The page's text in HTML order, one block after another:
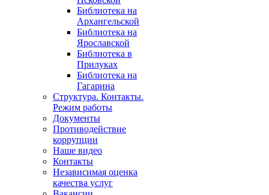
Библиотека на
Архангельской
Библиотека на
Ярославской
Библиотека в
Прилуках
Библиотека на
Гагарина
Структура. Контакты.
Режим работы
Документы
Противодействие
коррупции
Наше видео
Контакты
Независимая оценка
качества услуг